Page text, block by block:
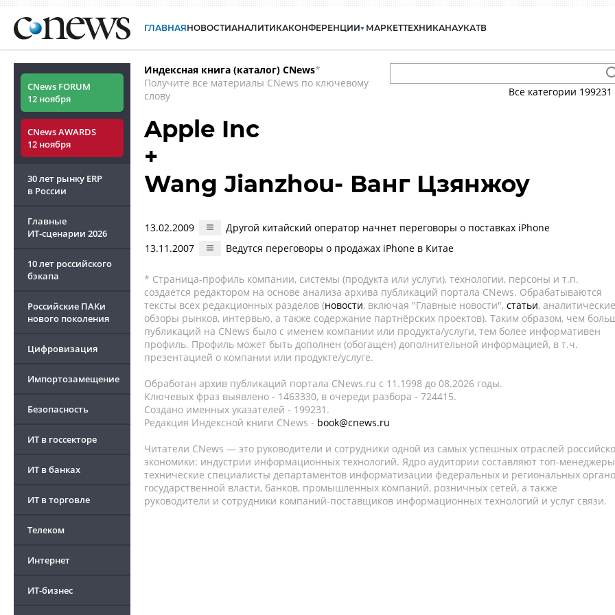
ГЛАВНАЯНОВОСТИАНАЛИТИКАКОНФЕРЕНЦИИ МАРКЕТТЕХНИКАНАУКАТВ
CNews FORUM
12 ноября
CNews AWARDS
12 ноября
30 лет рынку ERP
в России
Главные
ИТ-сценарии 2026
10 лет российского
бэкапа
Российские ПАКи
нового поколения
Цифровизация
Импортозамещение
Безопасность
ИТ в госсекторе
ИТ в банках
ИТ в торговле
Телеком
Интернет
ИТ-бизнес
Индексная книга (каталог) CNews*
Получите все материалы CNews по ключевому
слову
Все категории 199231
Apple Inc
+
Wang Jianzhou- Ванг Цзянжоу
13.02.2009
Другой китайский оператор начнет переговоры о поставках iPhone
13.11.2007
Ведутся переговоры о продажах iPhone в Китае
* Страница-профиль компании, системы (продукта или услуги), технологии, персоны и т.п.
создается редактором на основе анализа архива публикаций портала CNews. Обрабатываются
тексты всех редакционных разделов (новости, включая "Главные новости", статьи, аналитические
обзоры рынков, интервью, а также содержание партнёрских проектов). Таким образом, чем
публикаций на CNews было с именем компании или продукта/услуги, тем более информативен
профиль. Профиль может быть дополнен (обогащен) дополнительной информацией, в т.ч.
презентацией о компании или продукте/услуге.
Обработан архив публикаций портала CNews.ru c 11.1998 до 08.2026 годы.
Ключевых фраз выявлено - 1463330, в очереди разбора - 724415.
Создано именных указателей - 199231.
Редакция Индексной книги CNews - book@cnews.ru
Читатели CNews — это руководители и сотрудники одной из самых успешных отраслей
экономики: индустрии информационных технологий. Ядро аудитории составляют топ-
технические специалисты департаментов информатизации федеральных и региональных
государственной власти, банков, промышленных компаний, розничных сетей, а также
руководители и сотрудники компаний-поставщиков информационных технологий и услуг связи.